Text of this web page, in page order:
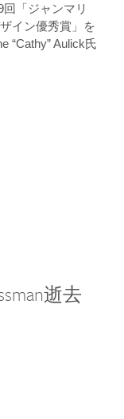
「ジャンマリ
イン優秀賞」を
“Cathy” Aulick氏
逝去